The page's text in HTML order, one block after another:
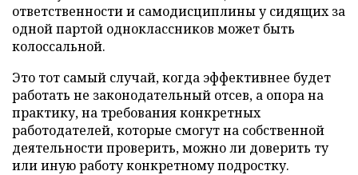
ответственности и самодисциплины у сидящих за
одной партой одноклассников может быть
колоссальной.
Это тот самый случай, когда эффективнее будет
работать не законодательный отсев, а опора на
практику, на требования конкретных
работодателей, которые смогут на собственной
деятельности проверить, можно ли доверить ту
или иную работу конкретному подростку.